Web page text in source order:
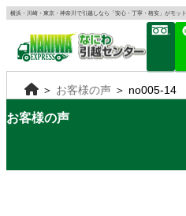
横浜・川崎・東京・神奈川で引越しなら「安心・丁寧・格安」がモッ
＞ お客様の声＞ no005-14
お客様の声